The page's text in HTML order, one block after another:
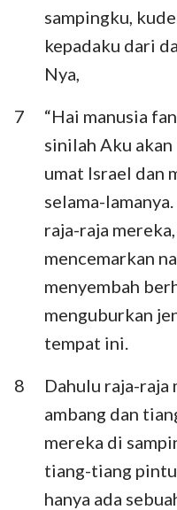
sampingku,
kepadaku dari
Nya,
7
“Hai manusia
sinilah Aku
umat Israel dan
selama-
raja-raja
mencemarkan
menyembah
menguburkan
tempat ini.
8
Dahulu raja-raja
ambang dan
mereka di
tiang-tiang pintu
hanya ada